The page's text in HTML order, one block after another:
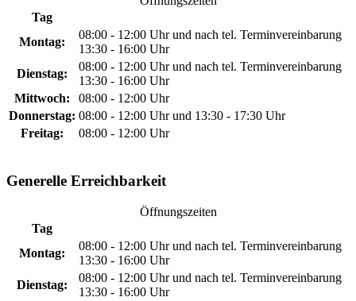
Tag
Montag:
08:00 - 12:00 Uhr und nach tel. Terminvereinbarung
13:30 - 16:00 Uhr
Dienstag:
08:00 - 12:00 Uhr und nach tel. Terminvereinbarung
13:30 - 16:00 Uhr
Mittwoch:
08:00 - 12:00 Uhr
Donnerstag: 08:00 - 12:00 Uhr und 13:30 - 17:30 Uhr
Freitag:
08:00 - 12:00 Uhr
Generelle Erreichbarkeit
Öffnungszeiten
Tag
Montag:
08:00 - 12:00 Uhr und nach tel. Terminvereinbarung
13:30 - 16:00 Uhr
Dienstag:
08:00 - 12:00 Uhr und nach tel. Terminvereinbarung
13:30 - 16:00 Uhr